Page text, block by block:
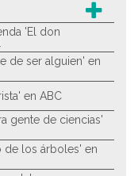
'El don
de ser alguien' en
en ABC
gente de ciencias'
de los árboles' en